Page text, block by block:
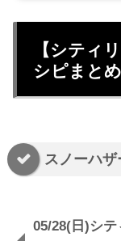
【シティ
シピまとめ
スノーハ
05/28(日)シテ